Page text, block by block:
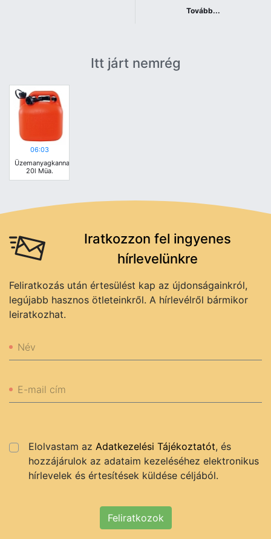
Tovább...
Itt járt nemrég
06:03
Üzemanyagkanna
20l Müa.
Iratkozzon fel ingyenes
hírlevelünkre
Feliratkozás után értesülést kap az újdonságainkról,
legújabb hasznos ötleteinkről. A hírlevélről bármikor
leiratkozhat.
Név
E-mail cím
Elolvastam az Adatkezelési Tájékoztatót, és
hozzájárulok az adataim kezeléséhez elektronikus
hírlevelek és értesítések küldése céljából.
Feliratkozok